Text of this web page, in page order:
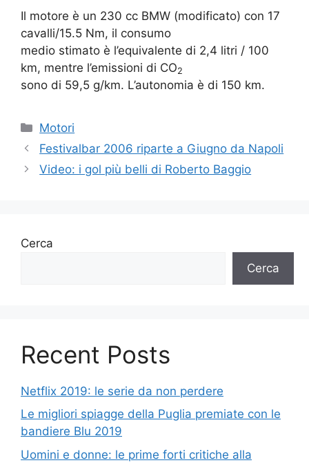
Il motore è un 230 cc BMW (modificato) con 17
cavalli/15.5 Nm, il consumo
medio stimato è l’equivalente di 2,4 litri / 100
km, mentre l’emissioni di CO2
sono di 59,5 g/km. L’autonomia è di 150 km.
Categorie
Motori
Festivalbar 2006 riparte a Giugno da Napoli
Video: i gol più belli di Roberto Baggio
Cerca
Cerca
Recent Posts
Netflix 2019: le serie da non perdere
Le migliori spiagge della Puglia premiate con le
bandiere Blu 2019
Uomini e donne: le prime forti critiche alla